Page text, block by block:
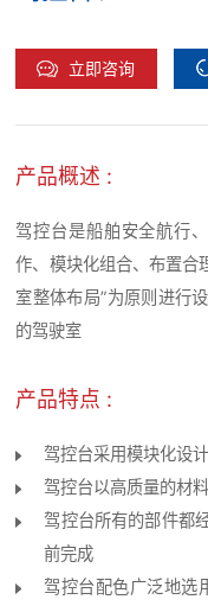
立即咨询
产品概述 :
驾控台是船舶安全航行
作、模块化组合、布置合
室整体布局”为原则进行
的驾驶室
产品特点 :
驾控台采用模块化设
驾控台以高质量的材
驾控台所有的部件都
前完成
驾控台配色广泛地选